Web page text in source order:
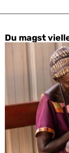
Du magst